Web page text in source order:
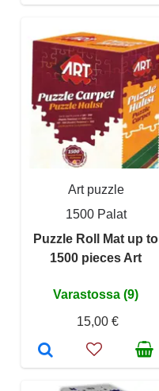
Art puzzle
1500 Palat
Puzzle Roll Mat up to
1500 pieces Art
Varastossa (9)
15,00 €